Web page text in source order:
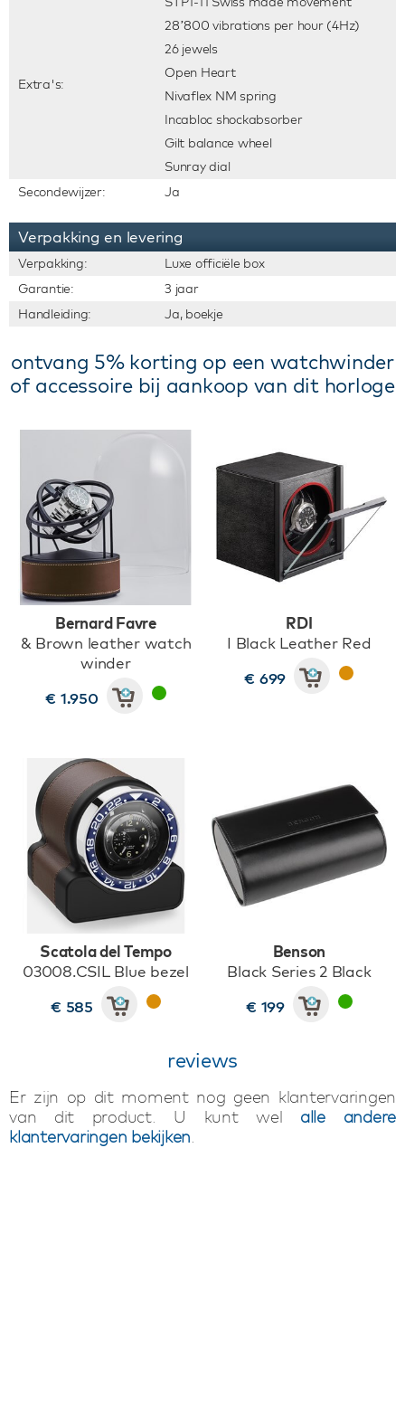
Extra's:
28’800 vibrations per hour (4Hz)
26 jewels
Open Heart
Nivaflex NM spring
Incabloc shockabsorber
Gilt balance wheel
Sunray dial
Secondewijzer:
Ja
Verpakking en levering
Verpakking:
Luxe officiële box
Garantie:
3 jaar
Handleiding:
Ja, boekje
ontvang 5% korting op een watchwinder
of accessoire bij aankoop van dit horloge
Bernard Favre
& Brown leather watch
winder
€ 1.950
RDI
I Black Leather Red
€ 699
Scatola del Tempo
03008.CSIL Blue bezel
€ 585
Benson
Black Series 2 Black
€ 199
reviews
Er zijn op dit moment nog geen klantervaringen
van dit product. U kunt wel alle andere
klantervaringen bekijken.